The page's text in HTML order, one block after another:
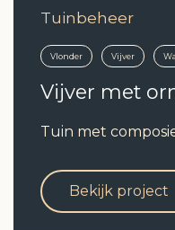
Tuinbeheer
Vlonder Vijver
Vijver met
Tuin met
Bekijk project